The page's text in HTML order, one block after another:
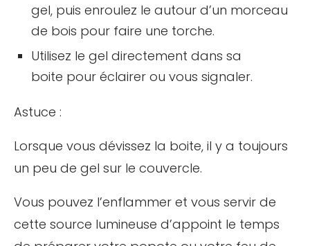
gel, puis enroulez le autour d’un morceau
de bois pour faire une torche.
Utilisez le gel directement dans sa
boite pour éclairer ou vous signaler.
Astuce :
Lorsque vous dévissez la boite, il y a toujours
un peu de gel sur le couvercle.
Vous pouvez l’enflammer et vous servir de
cette source lumineuse d’appoint le temps